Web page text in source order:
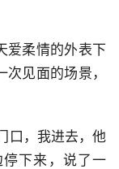
爱柔情的外表下
见面的场景，
口，我进去，他
下来，说了一